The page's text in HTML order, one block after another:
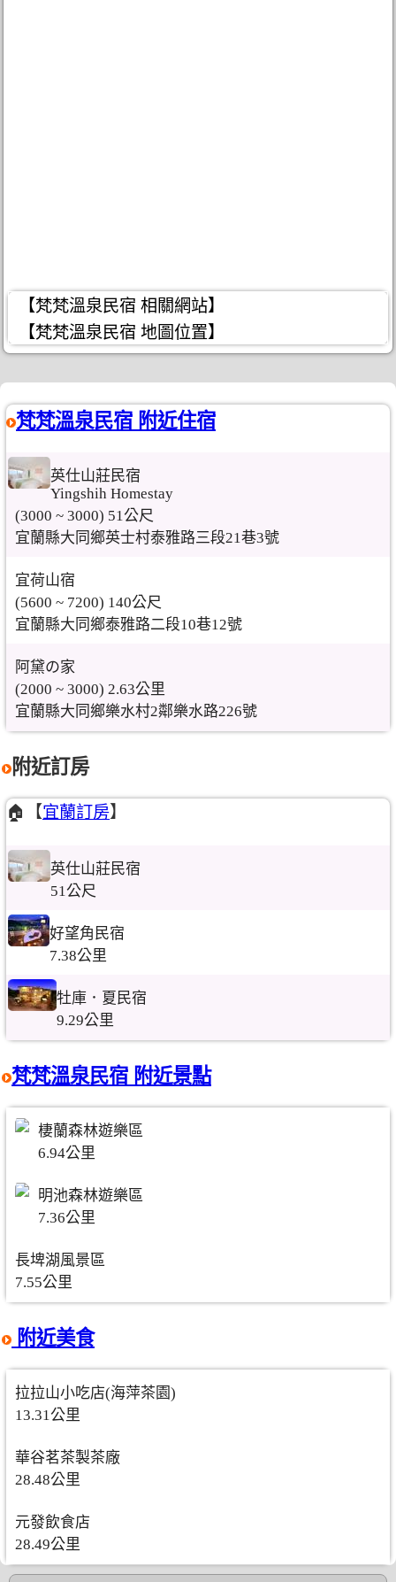
【梵梵溫泉民宿 相關網站】
【梵梵溫泉民宿 地圖位置】
梵梵溫泉民宿 附近住宿
英仕山莊民宿
Yingshih Homestay
(3000 ~ 3000) 51公尺
宜蘭縣大同鄉英士村泰雅路三段21巷3號
宜荷山宿
(5600 ~ 7200) 140公尺
宜蘭縣大同鄉泰雅路二段10巷12號
阿黛の家
(2000 ~ 3000) 2.63公里
宜蘭縣大同鄉樂水村2鄰樂水路226號
附近訂房
🏠【宜蘭訂房】
英仕山莊民宿
51公尺
好望角民宿
7.38公里
牡庫．夏民宿
9.29公里
梵梵溫泉民宿 附近景點
棲蘭森林遊樂區
6.94公里
明池森林遊樂區
7.36公里
長埤湖風景區
7.55公里
附近美食
拉拉山小吃店(海萍茶園)
13.31公里
華谷茗茶製茶廠
28.48公里
元發飲食店
28.49公里